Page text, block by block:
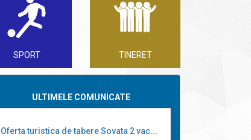
SPORT TINERET
ULTIMELE COMUNICATE
Oferta turistica de tabere Sovata 2 vac...